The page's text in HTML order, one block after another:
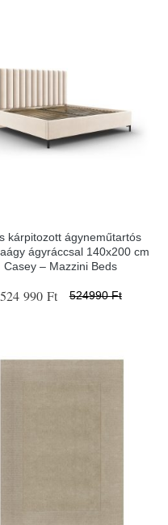
kárpitozott ágyneműtartós
ágyráccsal 140x200 cm
Casey – Mazzini Beds
524 990 Ft 524990 Ft